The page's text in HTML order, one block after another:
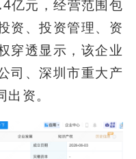
亿元，经营范围包
资、投资管理、资
穿透显示，该企业
司、深圳市重大产
资。